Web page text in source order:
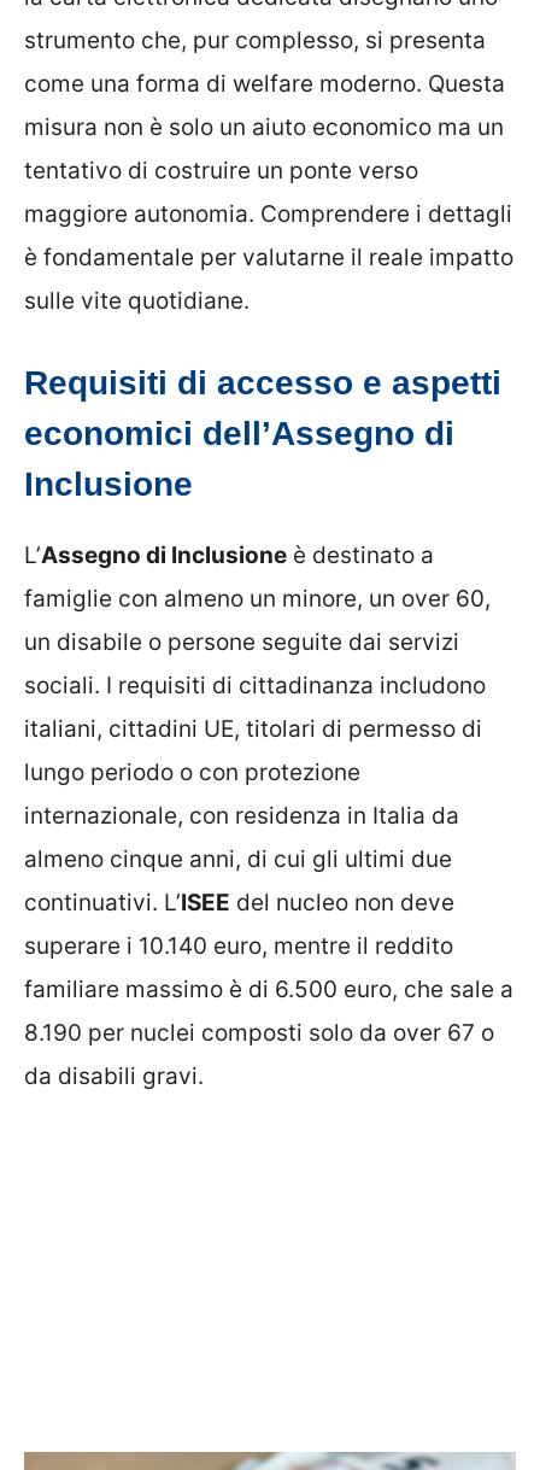
strumento che, pur complesso, si presenta
come una forma di welfare moderno. Questa
misura non è solo un aiuto economico ma un
tentativo di costruire un ponte verso
maggiore autonomia. Comprendere i dettagli
è fondamentale per valutarne il reale impatto
sulle vite quotidiane.
Requisiti di accesso e aspetti
economici dell’Assegno di
Inclusione
L’Assegno di Inclusione è destinato a
famiglie con almeno un minore, un over 60,
un disabile o persone seguite dai servizi
sociali. I requisiti di cittadinanza includono
italiani, cittadini UE, titolari di permesso di
lungo periodo o con protezione
internazionale, con residenza in Italia da
almeno cinque anni, di cui gli ultimi due
continuativi. L’ISEE del nucleo non deve
superare i 10.140 euro, mentre il reddito
familiare massimo è di 6.500 euro, che sale a
8.190 per nuclei composti solo da over 67 o
da disabili gravi.